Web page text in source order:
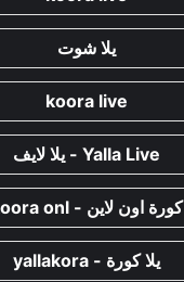
يلا شوت
koora live
Yalla Live - يلا لايف
كورة اون لاين - koora onl
يلا كورة - yallakora